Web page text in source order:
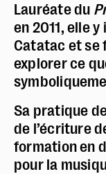
Police
Lauréate du
en 2011, elle
Catatac et se
explorer ce
Sa pratique
de l’écriture
formation en
pour la